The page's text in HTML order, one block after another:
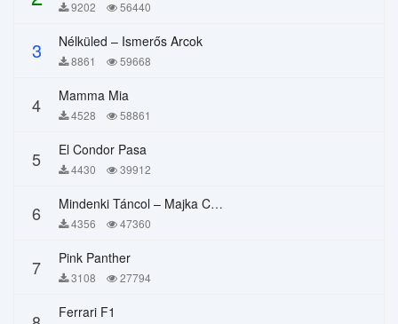
9202 56440
3 Nélküled – Ismerős Arcok
8861 59668
4 Mamma Mia
4528 58861
5 El Condor Pasa
4430 39912
6 Mindenki Táncol – Majka Curtis, Péter Majoros
4356 47360
7 Pink Panther
3108 27794
Ferrari F1